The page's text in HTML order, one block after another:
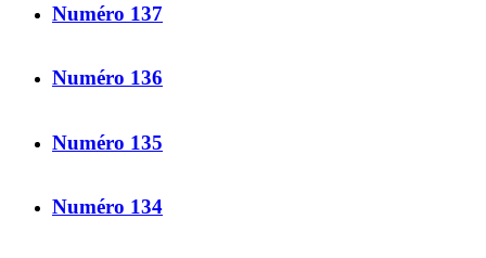
Numéro 137
Numéro 136
Numéro 135
Numéro 134